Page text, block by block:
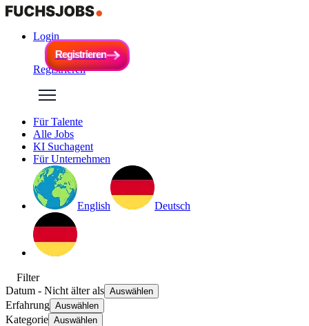
Login
Registrieren
Registrieren
Registrieren
Für Talente
Alle Jobs
KI Suchagent
Für Unternehmen
English Deutsch
Filter
Datum - Nicht älter als Auswählen
Erfahrung Auswählen
Kategorie Auswählen